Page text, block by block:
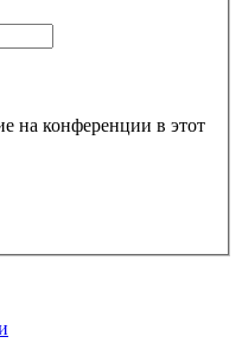
на конференции в этот